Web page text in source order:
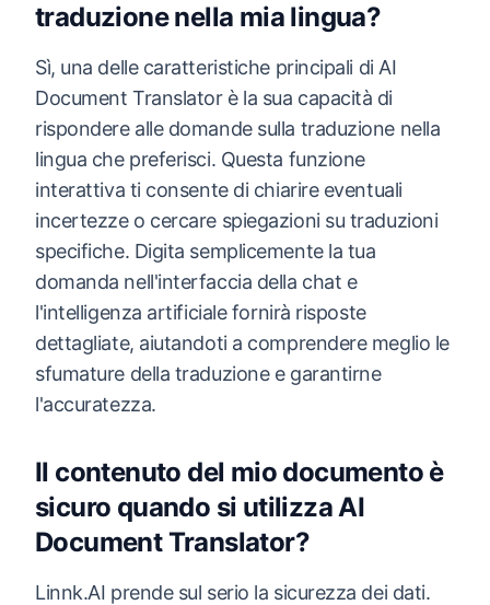
traduzione nella mia lingua?
Sì, una delle caratteristiche principali di AI
Document Translator è la sua capacità di
rispondere alle domande sulla traduzione nella
lingua che preferisci. Questa funzione
interattiva ti consente di chiarire eventuali
incertezze o cercare spiegazioni su traduzioni
specifiche. Digita semplicemente la tua
domanda nell'interfaccia della chat e
l'intelligenza artificiale fornirà risposte
dettagliate, aiutandoti a comprendere meglio le
sfumature della traduzione e garantirne
l'accuratezza.
Il contenuto del mio documento è
sicuro quando si utilizza AI
Document Translator?
Linnk.AI prende sul serio la sicurezza dei dati.